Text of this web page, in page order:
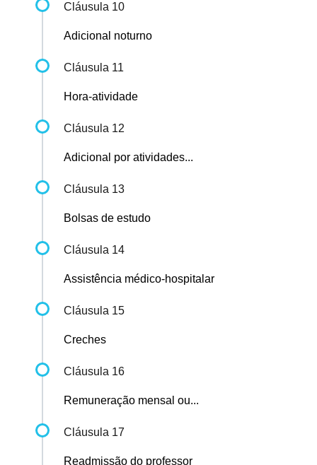
Cláusula 10
Adicional noturno
Cláusula 11
Hora-atividade
Cláusula 12
Adicional por atividades...
Cláusula 13
Bolsas de estudo
Cláusula 14
Assistência médico-hospitalar
Cláusula 15
Creches
Cláusula 16
Remuneração mensal ou...
Cláusula 17
Readmissão do professor